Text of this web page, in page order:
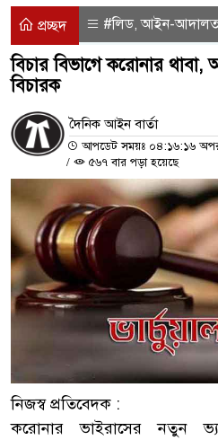
প্রচ্ছদ #লিড,আইন-
বিচার বিভাগে করোনার
বিচারক
দৈনিক আইন বার্তা
আপডেট সময়ঃ ০৪:১৬:১৬
/
৫৬৭ বার পড়া হয়েছে
নিজস্ব প্রতিবেদক :
করোনার ভাইরাসের নতুন